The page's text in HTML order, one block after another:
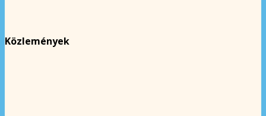
Közlemények